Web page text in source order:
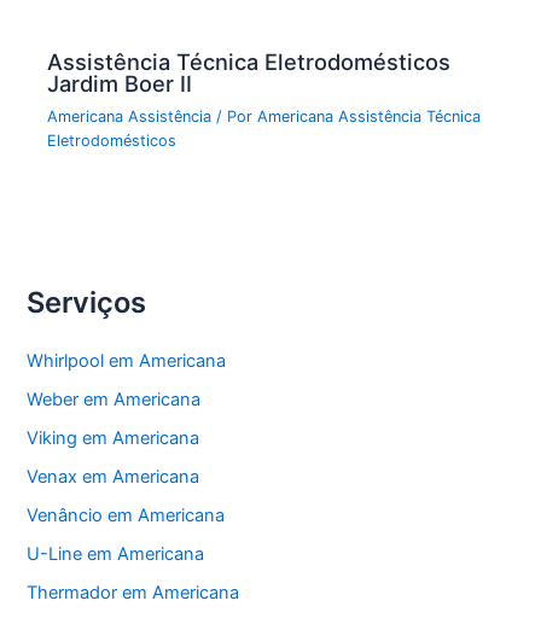
Assistência Técnica Eletrodomésticos
Jardim Boer II
Americana Assistência / PorAmericana Assistência Técnica
Eletrodomésticos
Serviços
Whirlpool em Americana
Weber em Americana
Viking em Americana
Venax em Americana
Venâncio em Americana
U-Line em Americana
Thermador em Americana